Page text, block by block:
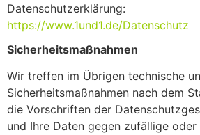
Datenschutzerklärung:
https://www.1und1.de/Datenschutz
Sicherheitsmaßnahmen
Wir treffen im Übrigen technische
Sicherheitsmaßnahmen nach dem
die Vorschriften der
und Ihre Daten gegen zufällige